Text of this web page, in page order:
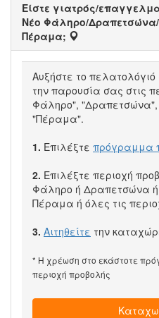
Είστε γιατρός/
Νέο Φάληρο/Δραπετσώνα/
Πέραμα;
Αυξήστε το
την παρουσία σας στις
Φάληρο", "Δραπετσώνα",
"Πέραμα".
1. Επιλέξτε πρόγραμμα
2. Επιλέξτε περιοχή
Φάληρο ή Δραπετσώνα ή
Πέραμα ή όλες τις
3. Αιτηθείτε την
* Η χρέωση στο εκάστοτε
περιοχή προβολής